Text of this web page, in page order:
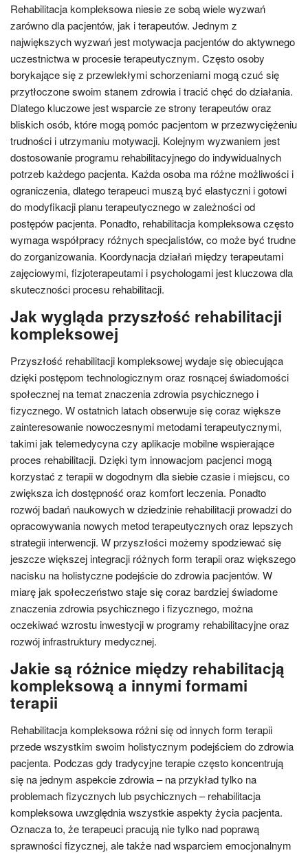
Rehabilitacja kompleksowa niesie ze sobą wiele wyzwań
zarówno dla pacjentów, jak i terapeutów. Jednym z
największych wyzwań jest motywacja pacjentów do aktywnego
uczestnictwa w procesie terapeutycznym. Często osoby
borykające się z przewlekłymi schorzeniami mogą czuć się
przytłoczone swoim stanem zdrowia i tracić chęć do działania.
Dlatego kluczowe jest wsparcie ze strony terapeutów oraz
bliskich osób, które mogą pomóc pacjentom w przezwyciężeniu
trudności i utrzymaniu motywacji. Kolejnym wyzwaniem jest
dostosowanie programu rehabilitacyjnego do indywidualnych
potrzeb każdego pacjenta. Każda osoba ma różne możliwości i
ograniczenia, dlatego terapeuci muszą być elastyczni i gotowi
do modyfikacji planu terapeutycznego w zależności od
postępów pacjenta. Ponadto, rehabilitacja kompleksowa często
wymaga współpracy różnych specjalistów, co może być trudne
do zorganizowania. Koordynacja działań między terapeutami
zajęciowymi, fizjoterapeutami i psychologami jest kluczowa dla
skuteczności procesu rehabilitacji.
Jak wygląda przyszłość rehabilitacji
kompleksowej
Przyszłość rehabilitacji kompleksowej wydaje się obiecująca
dzięki postępom technologicznym oraz rosnącej świadomości
społecznej na temat znaczenia zdrowia psychicznego i
fizycznego. W ostatnich latach obserwuje się coraz większe
zainteresowanie nowoczesnymi metodami terapeutycznymi,
takimi jak telemedycyna czy aplikacje mobilne wspierające
proces rehabilitacji. Dzięki tym innowacjom pacjenci mogą
korzystać z terapii w dogodnym dla siebie czasie i miejscu, co
zwiększa ich dostępność oraz komfort leczenia. Ponadto
rozwój badań naukowych w dziedzinie rehabilitacji prowadzi do
opracowywania nowych metod terapeutycznych oraz lepszych
strategii interwencji. W przyszłości możemy spodziewać się
jeszcze większej integracji różnych form terapii oraz większego
nacisku na holistyczne podejście do zdrowia pacjentów. W
miarę jak społeczeństwo staje się coraz bardziej świadome
znaczenia zdrowia psychicznego i fizycznego, można
oczekiwać wzrostu inwestycji w programy rehabilitacyjne oraz
rozwój infrastruktury medycznej.
Jakie są różnice między rehabilitacją
kompleksową a innymi formami
terapii
Rehabilitacja kompleksowa różni się od innych form terapii
przede wszystkim swoim holistycznym podejściem do zdrowia
pacjenta. Podczas gdy tradycyjne terapie często koncentrują
się na jednym aspekcie zdrowia – na przykład tylko na
problemach fizycznych lub psychicznych – rehabilitacja
kompleksowa uwzględnia wszystkie aspekty życia pacjenta.
Oznacza to, że terapeuci pracują nie tylko nad poprawą
sprawności fizycznej, ale także nad wsparciem emocjonalnym